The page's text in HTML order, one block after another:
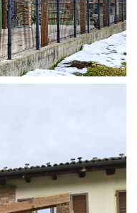
SU MISURA